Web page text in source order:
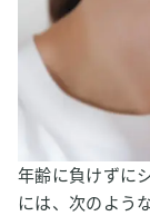
年齢に負けずに
には、次のよう